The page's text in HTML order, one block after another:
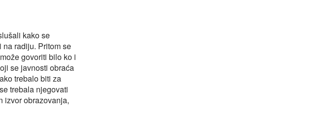
kako se
radiju. Pritom se
govoriti bilo ko i
se javnosti obraća
trebalo biti za
trebala njegovati
izvor obrazovanja,